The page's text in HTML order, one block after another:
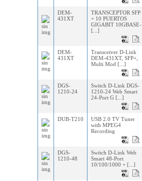
DEM-
431XT
TRANSCEPTOR SFP
+ 10 PUERTOS
GIGABIT 10GBASE-
[...]
DEM-
431XT
Transceiver D-Link
DEM-431XT, SFP+,
Multi Mod [...]
DGS-
1210-24
Switch D-Link DGS-
1210-24 Web Smart
24-Port G [...]
DUB-T210
USB 2.0 TV Tuner
with MPEG4
Recording
DGS-
1210-48
Switch D-Link Web
Smart 48-Port
10/100/1000 + [...]